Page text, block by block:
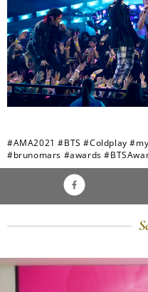
#AMA2021 #BTS #Coldplay
#brunomars #awards